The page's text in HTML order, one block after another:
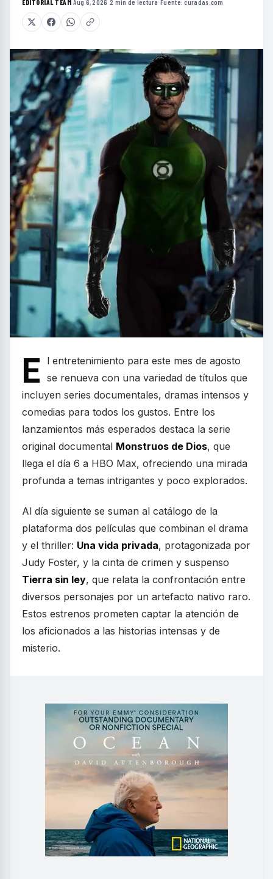
EDITORIAL TEAM ·Aug 6, 2026 ·2 min de lectura · Fuente:curadas.com
E
l entretenimiento para este mes de agosto
se renueva con una variedad de títulos que
incluyen series documentales, dramas intensos y
comedias para todos los gustos. Entre los
lanzamientos más esperados destaca la serie
original documental Monstruos de Dios, que
llega el día 6 a HBO Max, ofreciendo una mirada
profunda a temas intrigantes y poco explorados.
Al día siguiente se suman al catálogo de la
plataforma dos películas que combinan el drama
y el thriller: Una vida privada, protagonizada por
Judy Foster, y la cinta de crimen y suspenso
Tierra sin ley, que relata la confrontación entre
diversos personajes por un artefacto nativo raro.
Estos estrenos prometen captar la atención de
los aficionados a las historias intensas y de
misterio.